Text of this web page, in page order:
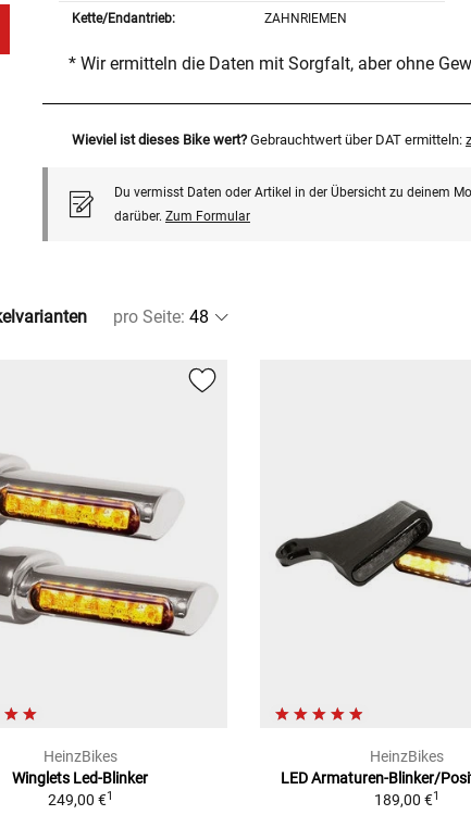
Kette/Endantrieb: ZAHNRIEMEN
* Wir ermitteln die Daten mit Sorgfalt, aber ohne
Wieviel ist dieses Bike wert? Gebrauchtwert über DAT ermitteln:
Du vermisst Daten oder Artikel in der Übersicht zu deinem
darüber. Zum Formular
pro Seite:
HeinzBikes
Winglets Led-Blinker
249,00 €1
HeinzBikes
LED Armaturen-Blinker/
189,00 €1